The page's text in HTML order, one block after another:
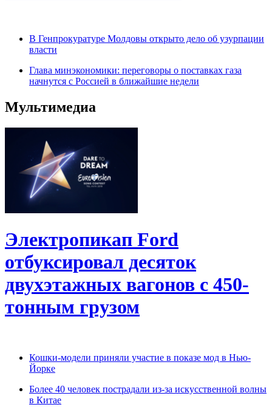
В Генпрокуратуре Молдовы открыто дело об узурпации
власти
Глава минэкономики: переговоры о поставках газа
начнутся с Россией в ближайшие недели
Мультимедиа
Электропикап Ford
отбуксировал десяток
двухэтажных вагонов с 450-
тонным грузом
Кошки-модели приняли участие в показе мод в Нью-
Йорке
Более 40 человек пострадали из-за искусственной волны
в Китае